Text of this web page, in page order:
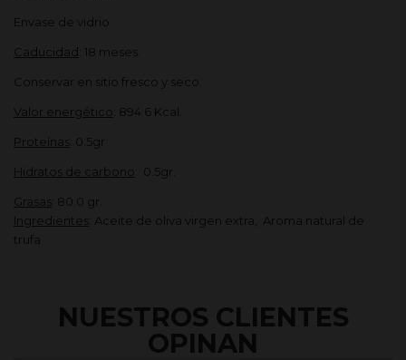
Envase de vidrio.
Caducidad : 18 meses.
Conservar en sitio fresco y seco.
Valor energético : 894.6 Kcal.
Proteínas : 0.5gr
Hidratos de carbono : 0.5gr.
Grasas : 80.0 gr.
Ingredientes : Aceite de oliva virgen extra, Aroma natural de
trufa
NUESTROS CLIENTES
OPINAN